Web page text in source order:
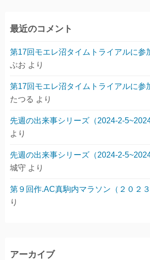
最近のコメント
第17回モエレ沼タイムトライアルに参
ぶお より
第17回モエレ沼タイムトライアルに参
たつる より
先週の出来事シリーズ（2024-2-
より
先週の出来事シリーズ（2024-2-
城守 より
第９回作.AC真駒内マラソン（２０２３
り
アーカイブ